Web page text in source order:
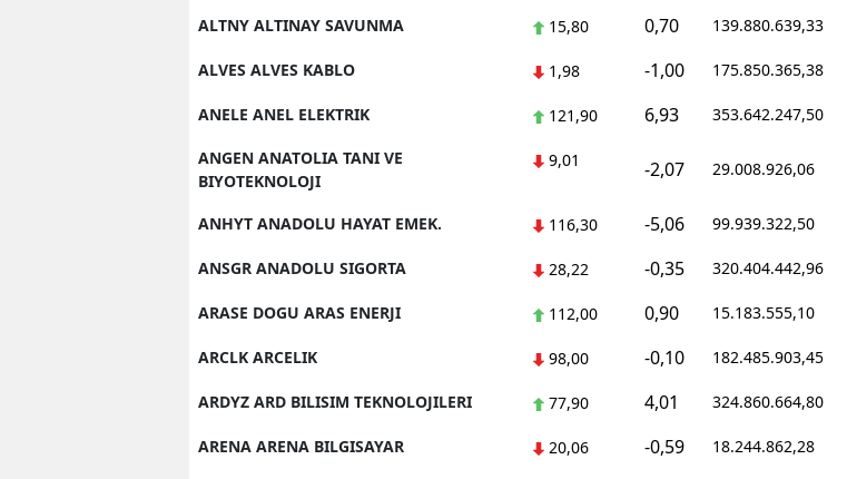
ALTNY ALTINAY SAVUNMA 15,80 0,70 139.880.639,33
ALVES ALVES KABLO 1,98 -1,00 175.850.365,38
ANELE ANEL ELEKTRIK 121,90 6,93 353.642.247,50
ANGEN ANATOLIA TANI VE
BIYOTEKNOLOJI
9,01 -2,07 29.008.926,06
ANHYT ANADOLU HAYAT EMEK. 116,30 -5,06 99.939.322,50
ANSGR ANADOLU SIGORTA 28,22 -0,35 320.404.442,96
ARASE DOGU ARAS ENERJI 112,00 0,90 15.183.555,10
ARCLK ARCELIK 98,00 -0,10 182.485.903,45
ARDYZ ARD BILISIM TEKNOLOJILERI 77,90 4,01 324.860.664,80
ARENA ARENA BILGISAYAR 20,06 -0,59 18.244.862,28